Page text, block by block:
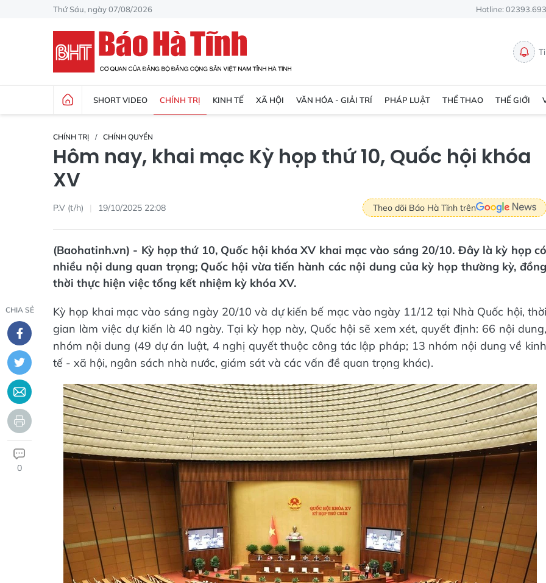
Thứ Sáu, ngày 07/08/2026 Hotline:
SHORT VIDEO CHÍNH TRỊ KINH TẾ XÃ HỘI VĂN HÓA - GIẢI TRÍ PHÁP LUẬT THỂ THAO THẾ GIỚI
CHÍNH TRỊ CHÍNH QUYỀN
Hôm nay, khai mạc Kỳ họp thứ 10, Quốc hội khóa
XV
P.V (t/h) 19/10/2025 22:08 Theo dõi Báo Hà Tĩnh trên
(Baohatinh.vn) - Kỳ họp thứ 10, Quốc hội khóa XV khai mạc vào sáng 20/10. Đây là kỳ họp có
nhiều nội dung quan trọng; Quốc hội vừa tiến hành các nội dung của kỳ họp thường kỳ, đồng
thời thực hiện việc tổng kết nhiệm kỳ khóa XV.
CHIA SẺ
0
Kỳ họp khai mạc vào sáng ngày 20/10 và dự kiến bế mạc vào ngày 11/12 tại Nhà Quốc hội, thời
gian làm việc dự kiến là 40 ngày. Tại kỳ họp này, Quốc hội sẽ xem xét, quyết định: 66 nội dung,
nhóm nội dung (49 dự án luật, 4 nghị quyết thuộc công tác lập pháp; 13 nhóm nội dung về kinh
tế - xã hội, ngân sách nhà nước, giám sát và các vấn đề quan trọng khác).